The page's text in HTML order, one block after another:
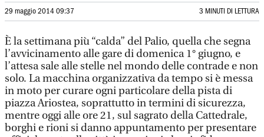
29 maggio 2014 09:37 3 MINUTI DI LETTURA
È la settimana più “calda” del Palio, quella che segna
l’avvicinamento alle gare di domenica 1° giugno, e
l’attesa sale alle stelle nel mondo delle contrade e non
solo. La macchina organizzativa da tempo si è messa
in moto per curare ogni particolare della pista di
piazza Ariostea, soprattutto in termini di sicurezza,
mentre oggi alle ore 21, sul sagrato della Cattedrale,
borghi e rioni si danno appuntamento per presentare